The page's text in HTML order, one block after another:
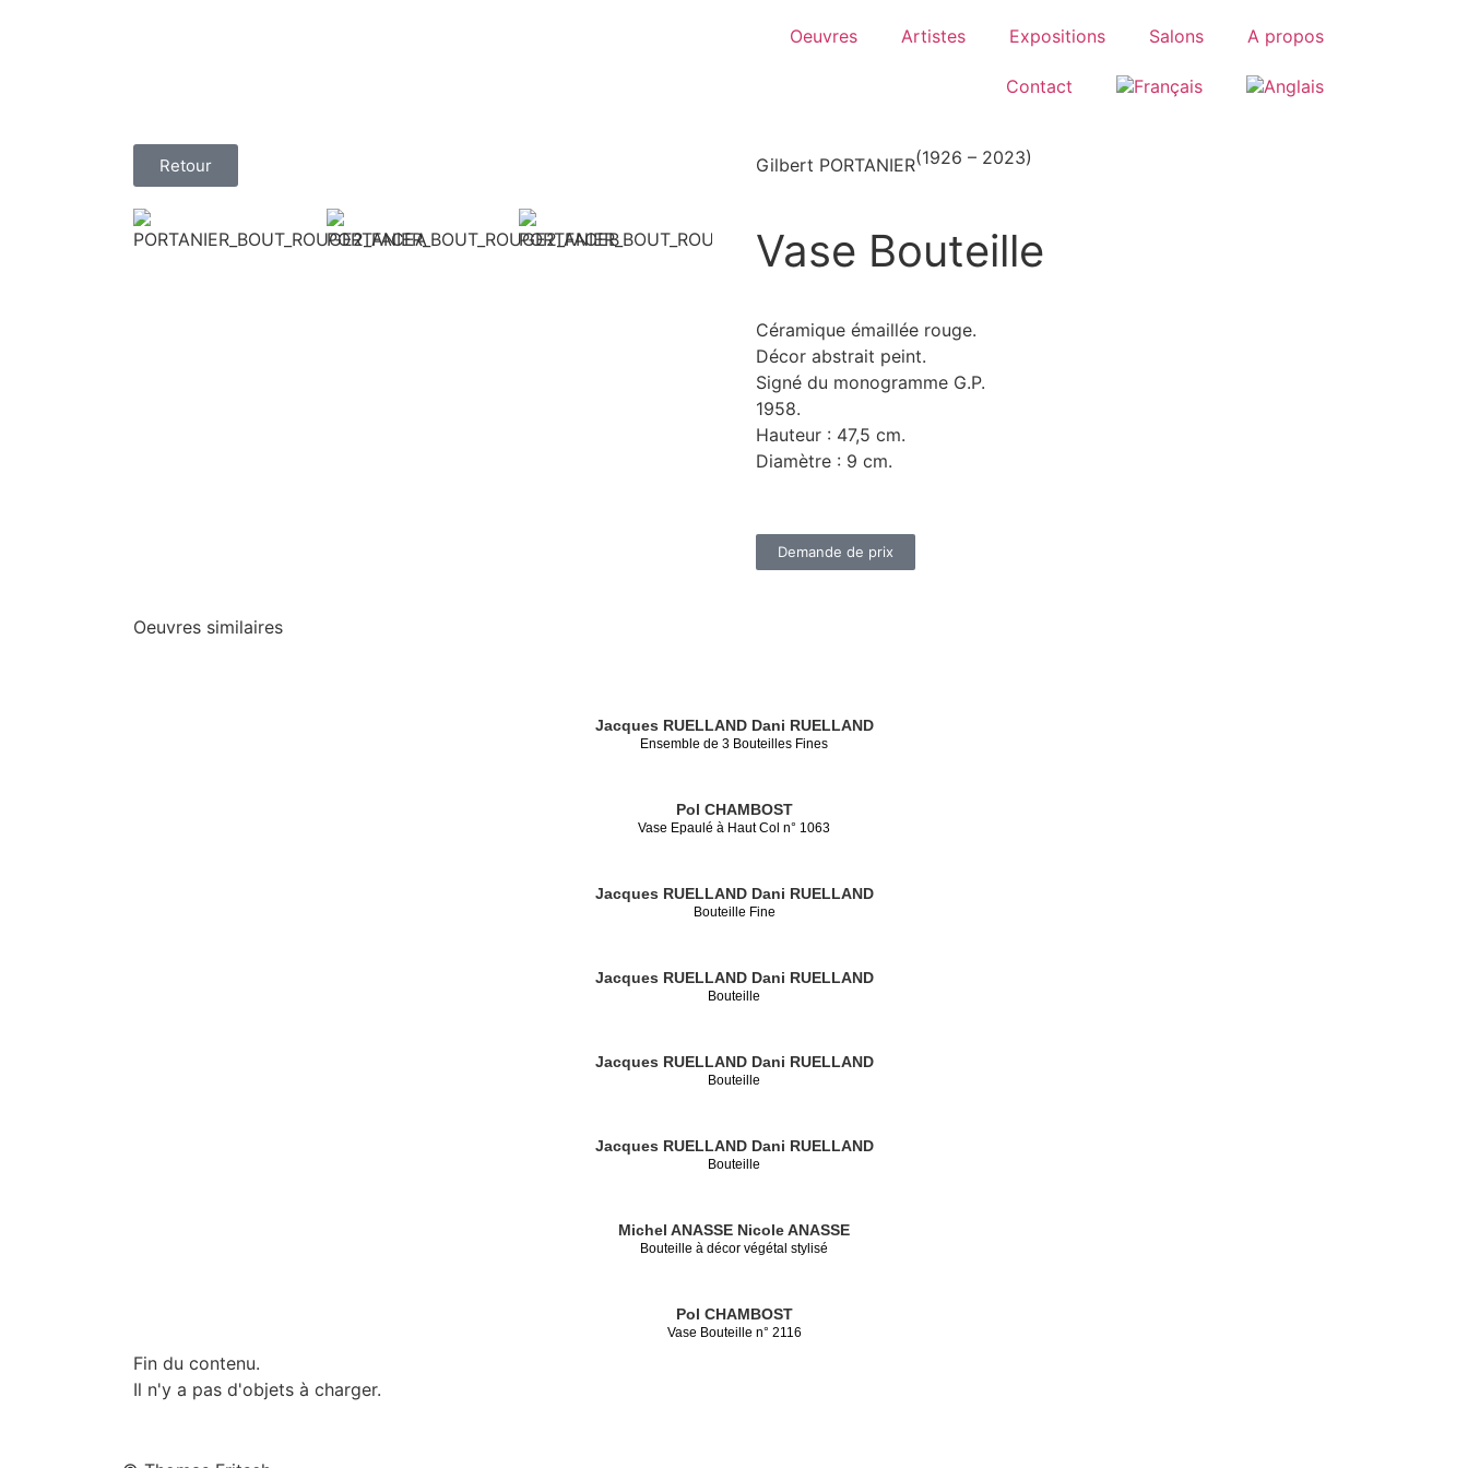
Oeuvres Artistes Expositions Salons A propos
Contact
Retour Gilbert PORTANIER(1926 – 2023)
Vase Bouteille
Céramique émaillée rouge.
Décor abstrait peint.
Signé du monogramme G.P.
1958.
Hauteur : 47,5 cm.
Diamètre : 9 cm.
Demande de prix
Oeuvres similaires
Jacques RUELLAND Dani RUELLAND
Ensemble de 3 Bouteilles Fines
Pol CHAMBOST
Vase Epaulé à Haut Col n° 1063
Jacques RUELLAND Dani RUELLAND
Bouteille Fine
Jacques RUELLAND Dani RUELLAND
Bouteille
Jacques RUELLAND Dani RUELLAND
Bouteille
Jacques RUELLAND Dani RUELLAND
Bouteille
Michel ANASSE Nicole ANASSE
Bouteille à décor végétal stylisé
Pol CHAMBOST
Vase Bouteille n° 2116
Fin du contenu.
Il n'y a pas d'objets à charger.